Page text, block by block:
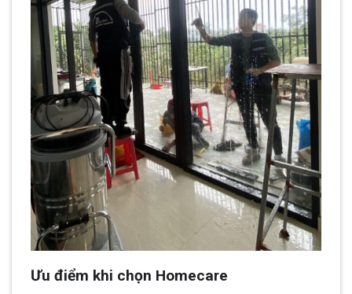
Ưu điểm khi chọn Homecare